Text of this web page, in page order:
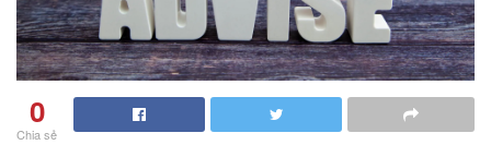
0
Chia sẻ